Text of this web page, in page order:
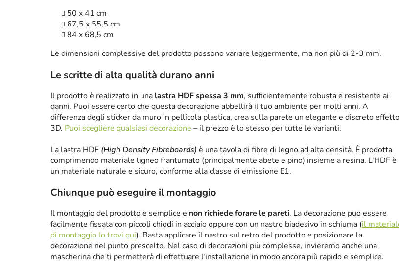
50 x 41 cm
67,5 x 55,5 cm
84 x 68,5 cm
Le dimensioni complessive del prodotto possono variare leggermente, ma non più di 2-3 mm.
Le scritte di alta qualità durano anni
Il prodotto è realizzato in una lastra HDF spessa 3 mm, sufficientemente robusta e resistente ai
danni. Puoi essere certo che questa decorazione abbellirà il tuo ambiente per molti anni. A
differenza degli sticker da muro in pellicola plastica, crea sulla parete un elegante e discreto effetto
3D. Puoi scegliere qualsiasi decorazione – il prezzo è lo stesso per tutte le varianti.
La lastra HDF (High Density Fibreboards) è una tavola di fibre di legno ad alta densità. È prodotta
comprimendo materiale ligneo frantumato (principalmente abete e pino) insieme a resina. L’HDF è
un materiale naturale e sicuro, conforme alla classe di emissione E1.
Chiunque può eseguire il montaggio
Il montaggio del prodotto è semplice e non richiede forare le pareti. La decorazione può essere
facilmente fissata con piccoli chiodi in acciaio oppure con un nastro biadesivo in schiuma (il
di montaggio lo trovi qui). Basta applicare il nastro sul retro del prodotto e posizionare la
decorazione nel punto prescelto. Nel caso di decorazioni più complesse, invieremo anche una
mascherina che ti permetterà di effettuare l'installazione in modo ancora più rapido e semplice.